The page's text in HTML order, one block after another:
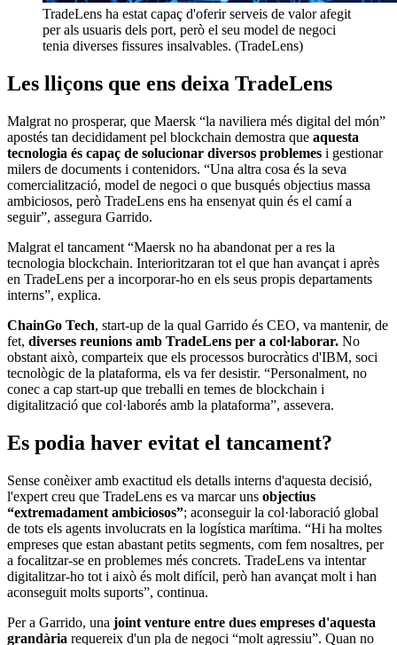
TradeLens ha estat capaç d'oferir serveis de valor afegit
per als usuaris dels port, però el seu model de negoci
tenia diverses fissures insalvables. (TradeLens)
Les lliçons que ens deixa TradeLens
Malgrat no prosperar, que Maersk “la naviliera més digital del món”
apostés tan decididament pel blockchain demostra que aquesta
tecnologia és capaç de solucionar diversos problemes i gestionar
milers de documents i contenidors. “Una altra cosa és la seva
comercialització, model de negoci o que busqués objectius massa
ambiciosos, però TradeLens ens ha ensenyat quin és el camí a
seguir”, assegura Garrido.
Malgrat el tancament “Maersk no ha abandonat per a res la
tecnologia blockchain. Interioritzaran tot el que han avançat i après
en TradeLens per a incorporar-ho en els seus propis departaments
interns”, explica.
ChainGo Tech, start-up de la qual Garrido és CEO, va mantenir, de
fet, diverses reunions amb TradeLens per a col·laborar. No
obstant això, comparteix que els processos burocràtics d'IBM, soci
tecnològic de la plataforma, els va fer desistir. “Personalment, no
conec a cap start-up que treballi en temes de blockchain i
digitalització que col·laborés amb la plataforma”, assevera.
Es podia haver evitat el tancament?
Sense conèixer amb exactitud els detalls interns d'aquesta decisió,
l'expert creu que TradeLens es va marcar uns objectius
“extremadament ambiciosos”; aconseguir la col·laboració global
de tots els agents involucrats en la logística marítima. “Hi ha moltes
empreses que estan abastant petits segments, com fem nosaltres, per
a focalitzar-se en problemes més concrets. TradeLens va intentar
digitalitzar-ho tot i això és molt difícil, però han avançat molt i han
aconseguit molts suports”, continua.
Per a Garrido, una joint venture entre dues empreses d'aquesta
grandària requereix d'un pla de negoci “molt agressiu”. Quan no